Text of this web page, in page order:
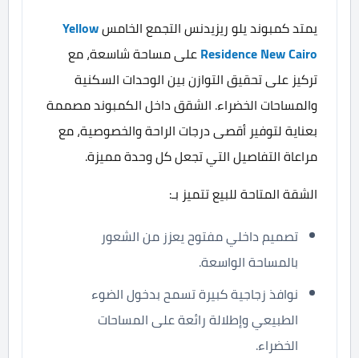
يمتد كمبوند يلو ريزيدنس التجمع الخامسYellow
Residence New Cairoعلى مساحة شاسعة، مع
تركيز على تحقيق التوازن بين الوحدات السكنية
والمساحات الخضراء. الشقق داخل الكمبوند مصممة
بعناية لتوفير أقصى درجات الراحة والخصوصية، مع
مراعاة التفاصيل التي تجعل كل وحدة مميزة.
الشقة المتاحة للبيع تتميز بـ:
تصميم داخلي مفتوح يعزز من الشعور
بالمساحة الواسعة.
نوافذ زجاجية كبيرة تسمح بدخول الضوء
الطبيعي وإطلالة رائعة على المساحات
الخضراء.